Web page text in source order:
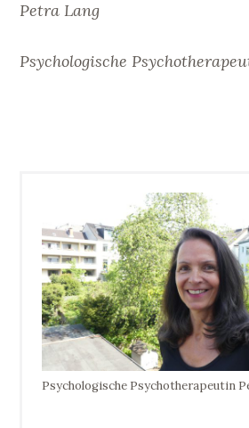
Petra Lang
Psychologische
Psychologische Psychotherapeutin